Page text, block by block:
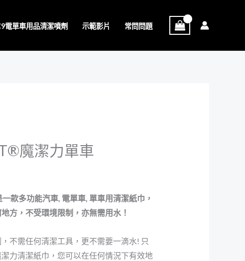
電單車用品清潔噴劑 示範影片 常問問題
魔潔力單車
款多功能汽車, 電單車, 單車用清潔紙巾，
方，不受環境限制 ，亦無需用水！
不需任何清潔工具，更不需要一滴水! 只
力清潔紙巾，您可以在任何情況下有效地